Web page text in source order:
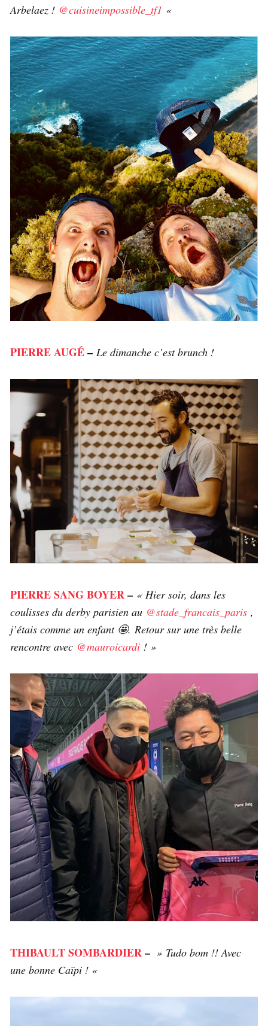
Arbelaez ! @cuisineimpossible_tf1 «
PIERRE AUGÉ– Le dimanche c’est brunch !
PIERRE SANG BOYER– « Hier soir, dans les
coulisses du derby parisien au @stade_francais_paris ,
j’étais comme un enfant 🤩. Retour sur une très belle
rencontre avec @mauroicardi ! »
THIBAULT SOMBARDIER– » Tudo bom !! Avec
une bonne Caïpi ! «